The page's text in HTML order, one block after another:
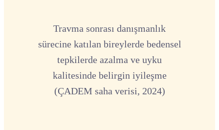
Travma sonrası danışmanlık
sürecine katılan bireylerde bedensel
tepkilerde azalma ve uyku
kalitesinde belirgin iyileşme
(ÇADEM saha verisi, 2024)